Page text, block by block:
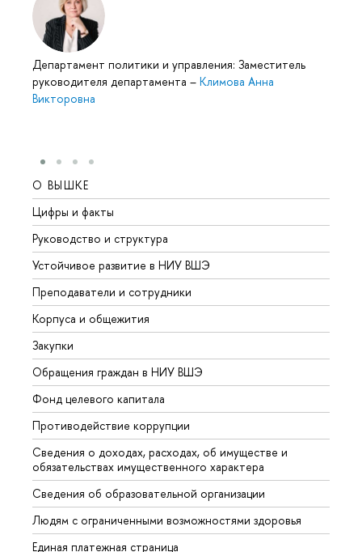
Департамент политики и управления: Заместитель
руководителя департамента – Климова Анна
Викторовна
О ВЫШКЕ
Цифры и факты
Руководство и структура
Устойчивое развитие в НИУ ВШЭ
Преподаватели и сотрудники
Корпуса и общежития
Закупки
Обращения граждан в НИУ ВШЭ
Фонд целевого капитала
Противодействие коррупции
Сведения о доходах, расходах, об имуществе и
обязательствах имущественного характера
Сведения об образовательной организации
Людям с ограниченными возможностями здоровья
Единая платежная страница